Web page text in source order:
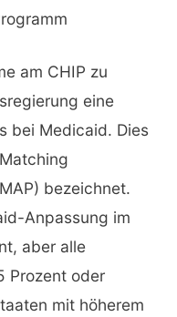
am CHIP zu
eine
bei Medicaid. Dies
bezeichnet.
Anpassung im
aber alle
Prozent oder
mit höherem